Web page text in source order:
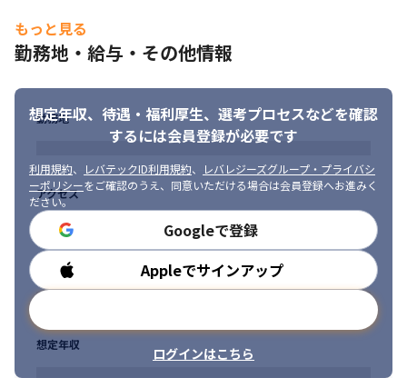
トが生み出す膨大なデータを武器に、マッチングアルゴリズムの
高度化やUXの磨き込みを行っています。私たちは、クライアント
の「即時の人材確保」とワーカーの「働きがいの最大化」を、高
いレベルで実現するプロダクト開発組織を目指しています。
今後は更に大小問わない様々な企業での導入・活用の拡大や多様
な業種への浸透を通じて、本質的なエンゲージメント強化に挑戦
しています。クライアント、ワーカー双方にとって必要な時に、
必要な「はたらく」を提供する体験を社会の当たり前にするた
め、ユーザー価値と事業収益の両輪をプロダクト主導で回し続け
る、ダイナミックな進化を追求しています。
■新規事業領域
スポットワーク事業で培った強固なアセットを活かし、事業の多
角化、そしてマルチプロダクト戦略に基づいて新プロダクト開発
を推進する領域です。現在は、正社員紹介事業（タイミーキャリ
アプラス）や長期雇用、介護などのバーティカル領域に深く踏み
込んだプロダクト開発に挑んでいます。既存の枠組みにとらわれ
ず、タイミーが持つ資産を最大活用して、新しい「はたらく」の
形をゼロから立ち上げ、成長させることに向き合います。
・ 定量化された数値に基づくシステムの改善経験
・ 意思決定を支援するためのデータの可視化経験
・タイミーのMission/Visionへの共感
・潜在的労働力の開放という社会的課題を技術で解決したい方
・建設的かつロジカルな議論を通して意思決定ができる方
・チーム内外、他部署との円滑なコミュニケーションができる方
・OSSの公開、コントリビュート活動に取り組まれている方
・フルリモートワークにおける能動的なオンラインコミュニケー
ションができる方
もっと見る
勤務地・給与・その他情報
想定年収、待遇・福利厚生、 選考プロセスなどを確認
するには会員登録が必要です
利用規約、 レバテックID利用規約、
レバレジーズグループ・プライバシ
ーポリシーをご確認のうえ、同意いただける場合は会員登録へお進みく
ださい。
Googleで登録
Appleでサインアップ
ログインはこちら
勤務地
アクセス
勤務時間
想定年収